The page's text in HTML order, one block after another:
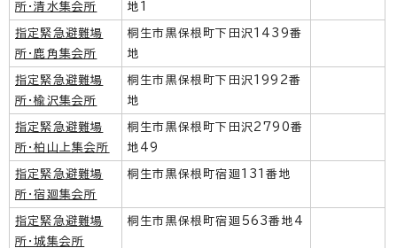
所・清水集会所
地1
指定緊急避難場
所・鹿角集会所
桐生市黒保根町下田沢1439番
地
指定緊急避難場
所・楡沢集会所
桐生市黒保根町下田沢1992番
地
指定緊急避難場
所・柏山上集会所
桐生市黒保根町下田沢2790番
地49
指定緊急避難場
所・宿廻集会所
桐生市黒保根町宿廻131番地
指定緊急避難場
所・城集会所
桐生市黒保根町宿廻563番地4